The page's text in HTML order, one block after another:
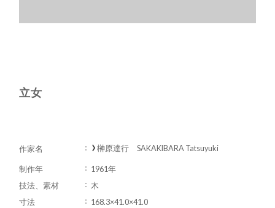
立女
作家名 榊原達行 SAKAKIBARA Tatsuyuki
制作年
1961年
技法、素材
木
寸法
168.3×41.0×41.0